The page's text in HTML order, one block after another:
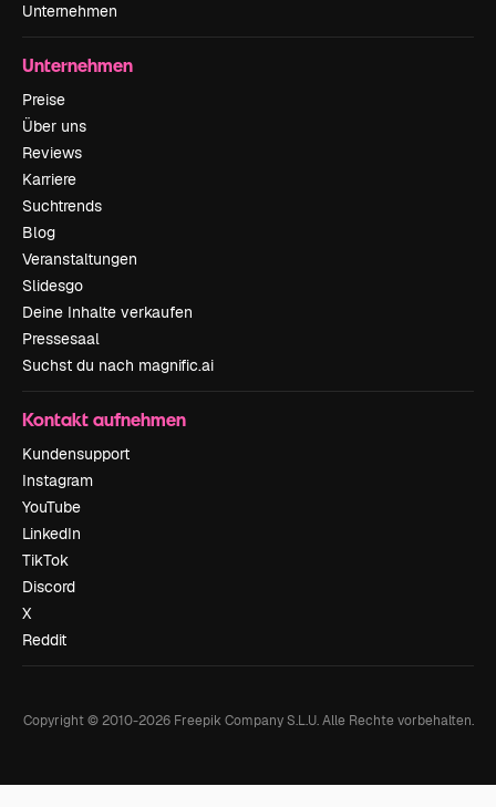
Unternehmen
Unternehmen
Preise
Über uns
Reviews
Karriere
Suchtrends
Blog
Veranstaltungen
Slidesgo
Deine Inhalte verkaufen
Pressesaal
Suchst du nach magnific.ai
Kontakt aufnehmen
Kundensupport
Instagram
YouTube
LinkedIn
TikTok
Discord
X
Reddit
Copyright © 2010-2026Freepik Company S.L.U. Alle Rechte vorbehalten.